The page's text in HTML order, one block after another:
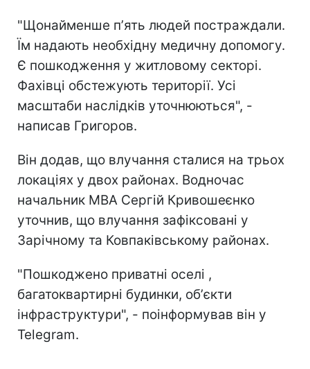
"Щонайменше пʼять людей постраждали.
Їм надають необхідну медичну допомогу.
Є пошкодження у житловому секторі.
Фахівці обстежують території. Усі
масштаби наслідків уточнюються", -
написав Григоров.
Він додав, що влучання сталися на трьох
локаціях у двох районах. Водночас
начальник МВА Сергій Кривошеєнко
уточнив, що влучання зафіксовані у
Зарічному та Ковпаківському районах.
"Пошкоджено приватні оселі ,
багатоквартирні будинки, обʼєкти
інфраструктури", - поінформував він у
Telegram.